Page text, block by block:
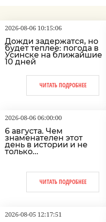
2026-08-06 10:15:06
Дожди задержатся, но
будет теплее: погода в
Усинске на ближайшие
10 дней
ЧИТАТЬ ПОДРОБНЕЕ
2026-08-06 06:00:00
6 августа. Чем
знаменателен этот
день в истории и не
только...
ЧИТАТЬ ПОДРОБНЕЕ
2026-08-05 12:17:51